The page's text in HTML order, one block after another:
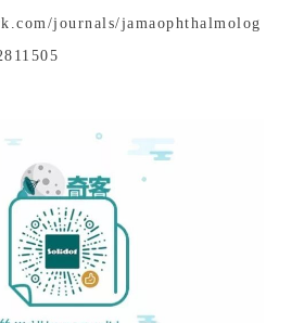
journals/jamaophthalmolog